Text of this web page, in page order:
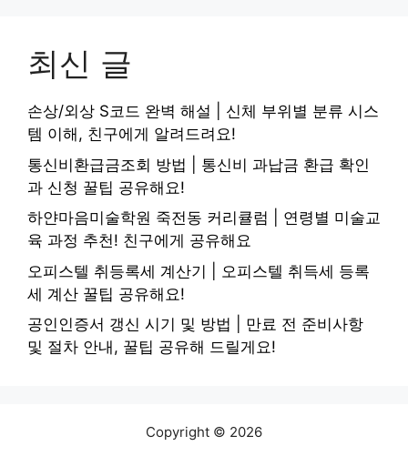
최신 글
손상/외상 S코드 완벽 해설 | 신체 부위별 분류 시스
템 이해, 친구에게 알려드려요!
통신비환급금조회 방법 | 통신비 과납금 환급 확인
과 신청 꿀팁 공유해요!
하얀마음미술학원 죽전동 커리큘럼 | 연령별 미술교
육 과정 추천! 친구에게 공유해요
오피스텔 취등록세 계산기 | 오피스텔 취득세 등록
세 계산 꿀팁 공유해요!
공인인증서 갱신 시기 및 방법 | 만료 전 준비사항
및 절차 안내, 꿀팁 공유해 드릴게요!
Copyright © 2026